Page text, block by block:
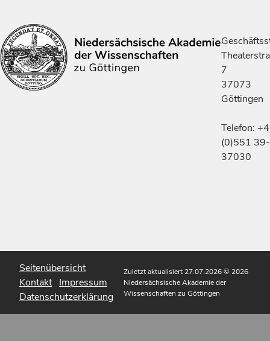
7
37073
Göttingen
Telefon:
(0)551 39-
37030
Seitenübersicht
Kontakt Impressum
Datenschutzerklärung
Zuletzt aktualisiert 27.07.2026© 2026
Niedersächsische Akademie der
Wissenschaften zu Göttingen